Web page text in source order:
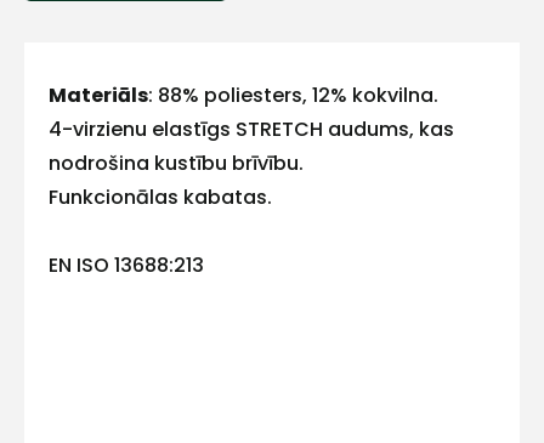
Materiāls: 88% poliesters, 12% kokvilna.
4-virzienu elastīgs STRETCH audums, kas
nodrošina kustību brīvību.
Funkcionālas kabatas.
EN ISO 13688:213
E-pasts